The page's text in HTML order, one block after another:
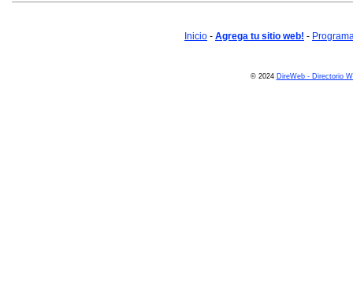
Inicio - Agrega tu sitio web! -
© 2024 DireWeb - Directorio